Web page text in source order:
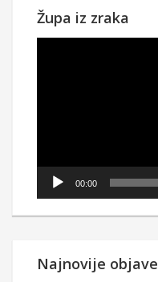
Župa iz zraka
00:00
Najnovije objave